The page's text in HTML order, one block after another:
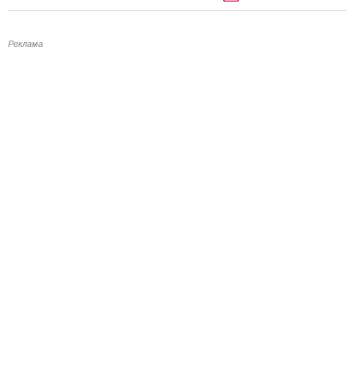
Реклама